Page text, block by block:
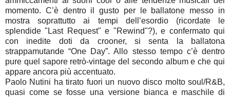
momento. C’è dentro il gusto per le ballatone messo in
mostra soprattutto ai tempi dell’esordio (ricordate le
splendide "Last Request" e "Rewind"?), e confermato qui
con inedite doti da crooner, si senta la ballatona
strappamutande “One Day”. Allo stesso tempo c’è dentro
pure quel sapore retrò-vintage del secondo album e che qui
appare ancora più accentuato.
Paolo Nutini ha tirato fuori un nuovo disco molto soul/R&B,
quasi come se fosse una versione bianca e maschile di